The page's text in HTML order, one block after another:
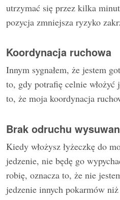
utrzymać się przez kilka
pozycja zmniejsza ryzyko
Koordynacja ruchowa
Innym sygnałem, że jestem
to, gdy potrafię celnie włożyć
to, że moja koordynacja
Brak odruchu
Kiedy włożysz łyżeczkę do
jedzenie, nie będę go
robię, oznacza to, że nie
jedzenie innych pokarmów